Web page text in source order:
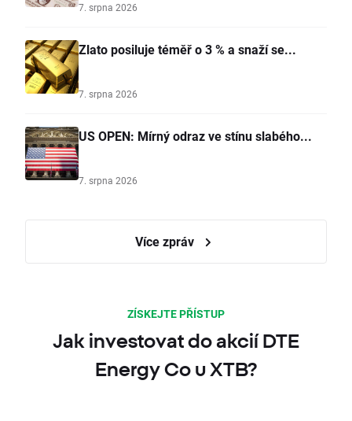
7. srpna 2026
Zlato posiluje téměř o 3 % a snaží se...
7. srpna 2026
US OPEN: Mírný odraz ve stínu slabého...
7. srpna 2026
Více zpráv
ZÍSKEJTE PŘÍSTUP
Jak investovat do akcií DTE
Energy Co u XTB?